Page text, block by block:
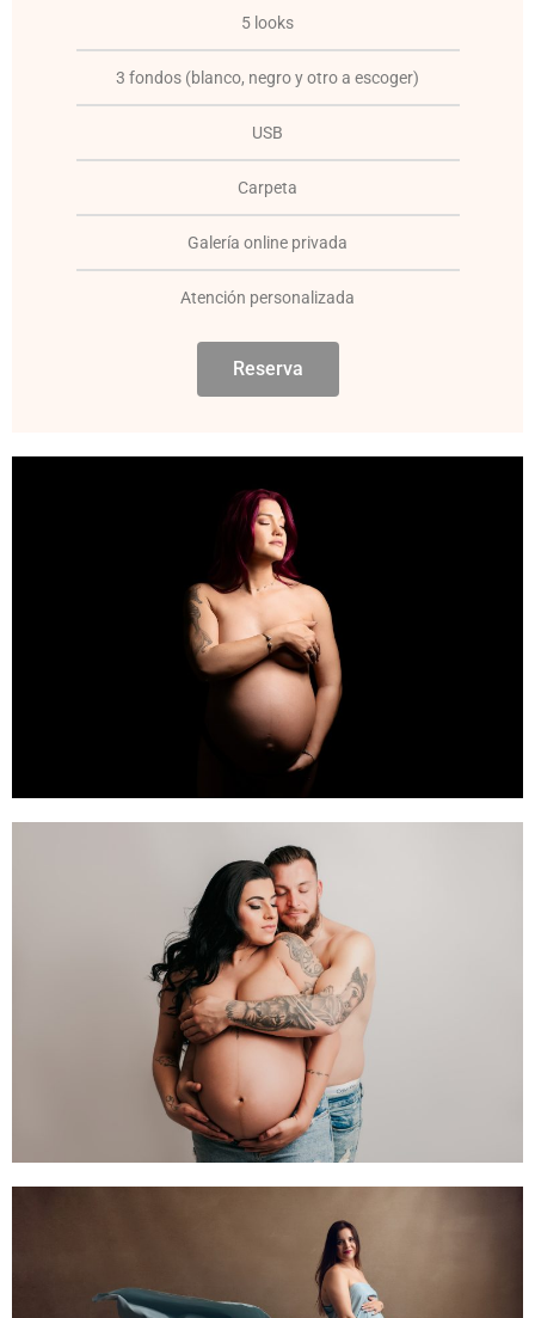
5 looks
3 fondos (blanco, negro y otro a escoger)
USB
Carpeta
Galería online privada
Atención personalizada
Reserva